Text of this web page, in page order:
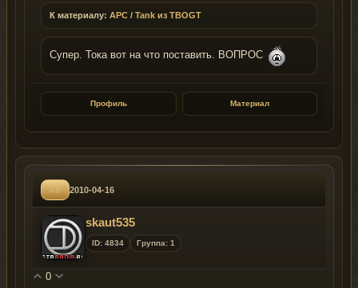
К материалу: APC / Tank из TBOGT
Супер. Тока вот на что поставить. ВОПРОС
Профиль Материал
#8 2010-04-16
skaut535
ID: 4834 Группа: 1
0